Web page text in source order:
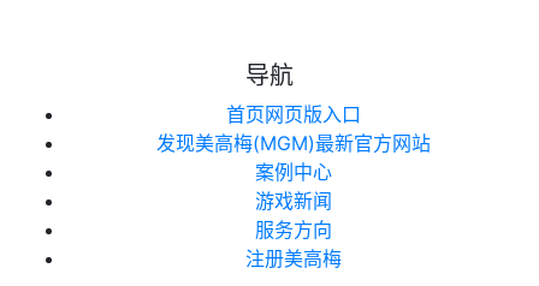
导航
首页网页版入口
发现美高梅(MGM)最新官方网站
案例中心
游戏新闻
服务方向
注册美高梅